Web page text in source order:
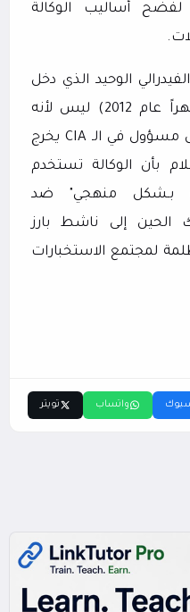
أساليب الوكالة
الوحيد الذي دخل
السجن (حُكم عليه بـ 30 شهراً عام 2012) ليس لأنه
مسؤول في الـ CIA يخرج
بأن الوكالة تستخدم
بـشكل منهجي" ضد
الحين إلى ناشط بارز
لمجتمع الاستخبارات
واتساب تويتر